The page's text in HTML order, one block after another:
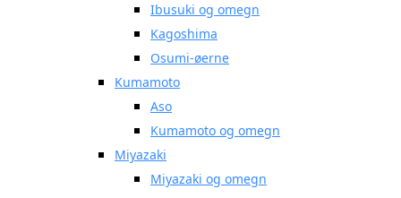
Ibusuki og omegn
Kagoshima
Osumi-øerne
Kumamoto
Aso
Kumamoto og omegn
Miyazaki
Miyazaki og omegn